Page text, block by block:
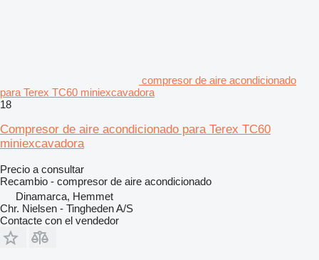
compresor de aire acondicionado
para Terex TC60 miniexcavadora
18
Compresor de aire acondicionado para Terex TC60
miniexcavadora
Precio a consultar
Recambio - compresor de aire acondicionado
Dinamarca, Hemmet
Chr. Nielsen - Tingheden A/S
Contacte con el vendedor